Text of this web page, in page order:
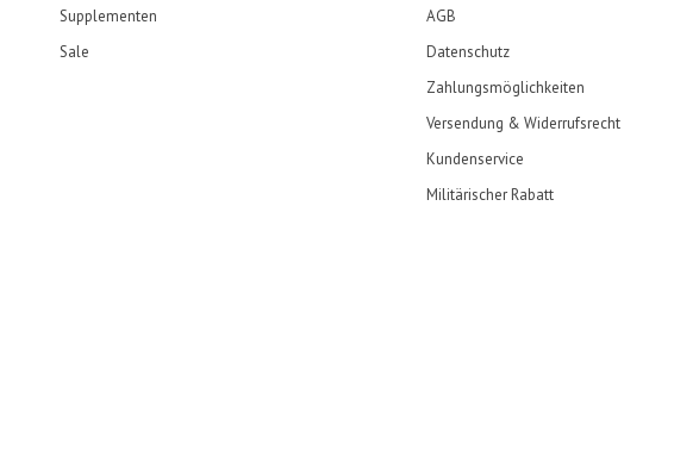
Supplementen
Sale
AGB
Datenschutz
Zahlungsmöglichkeiten
Versendung & Widerrufsrecht
Kundenservice
Militärischer Rabatt